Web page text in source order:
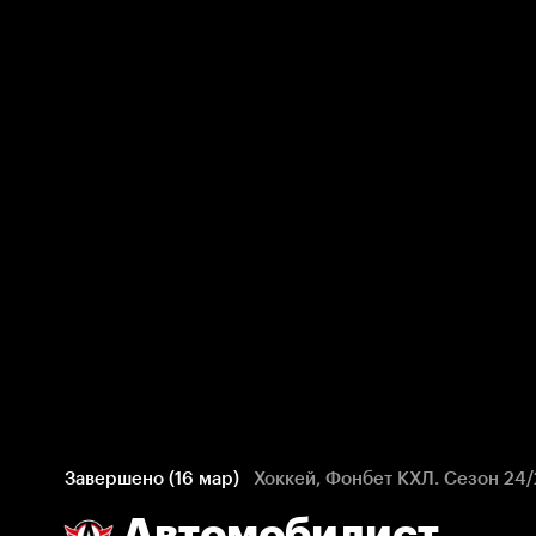
Завершено (16 мар) Хоккей, Фонбет КХЛ. Сезон